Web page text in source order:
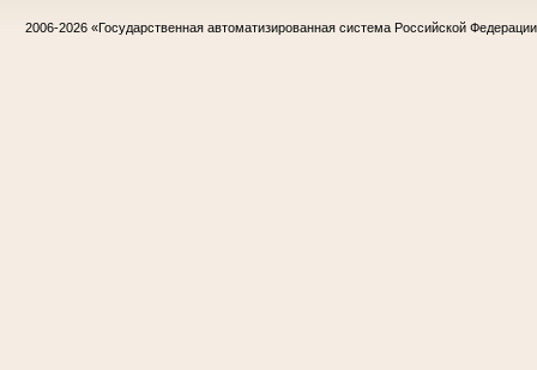
2006-2026 «Государственная автоматизированная система Российской